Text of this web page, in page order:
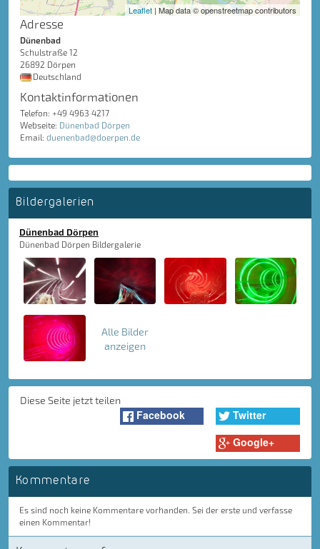
Leaflet | Map data © openstreetmap contributors
Adresse
Dünenbad
Schulstraße 12
26892 Dörpen
Deutschland
Kontaktinformationen
Telefon: +49 4963 4217
Webseite: Dünenbad Dörpen
Email: duenenbad@doerpen.de
Bildergalerien
Dünenbad Dörpen
Dünenbad Dörpen Bildergalerie
Alle Bilder
anzeigen
Diese Seite jetzt teilen
Facebook
Twitter
Google+
Kommentare
Es sind noch keine Kommentare vorhanden. Sei der erste und verfasse
einen Kommentar!